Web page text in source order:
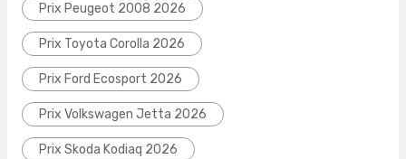
Prix Peugeot 2008 2026
Prix Toyota Corolla 2026
Prix Ford Ecosport 2026
Prix Volkswagen Jetta 2026
Prix Skoda Kodiaq 2026